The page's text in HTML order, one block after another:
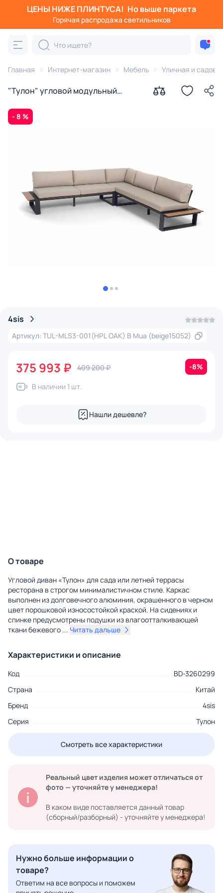
ЦЕНЫ НИЖЕ ПЛИНТУСА! Но выше паркета
Горячая распродажа светильников
Главная Интернет-магазин Мебель Уличная и
"Тулон" угловой модульный
3260299
- 8 %
4sis
Артикул: TUL-MLS3-001(HPL OAK) B Mua (beige15052)
375 993 ₽ 409 200 ₽ -8%
В наличии 1 шт.
Нашли дешевле?
О товаре
Угловой диван «Тулон» для сада или летней террасы
ресторана в строгом минималистичном стиле. Каркас
выполнен из долговечного алюминия, окрашенного в черном
цвет порошковой износостойкой краской. На сидениях и
спинке предусмотрены подушки из влагоотталкивающей
ткани бежевого ... Читать дальше
Характеристики и описание
Код
BD-3260299
Страна
Китай
Бренд
4sis
Серия
Тулон
Смотреть все характеристики
Реальный цвет изделия может отличаться от
фото — уточняйте у менеджера!
В каком виде поставляется данный товар
(сборный/разборный) - уточняйте у менеджера!
Нужно больше информации о
товаре?
Ответим на все вопросы и поможем